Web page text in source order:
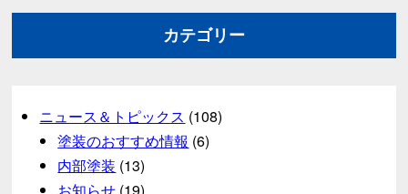
カテゴリー
ニュース＆トピックス (108)
塗装のおすすめ情報 (6)
内部塗装 (13)